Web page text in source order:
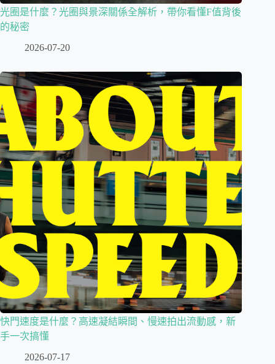
光圈是什麼？光圈與景深關係全解析，帶你看懂F值背後
的秘密
2026-07-20
快門速度是什麼？高速凝結瞬間、慢速拍出流動感，新
手一次搞懂
2026-07-17